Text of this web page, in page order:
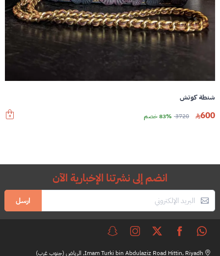
شنطة كوتش
600
3720 83% خصم
انضم إلى نشرتنا الإخبارية الآن
ارسل
Imam Turki bin Abdulaziz Road Hittin, Riyadh, الرياض (جنوب غرب)